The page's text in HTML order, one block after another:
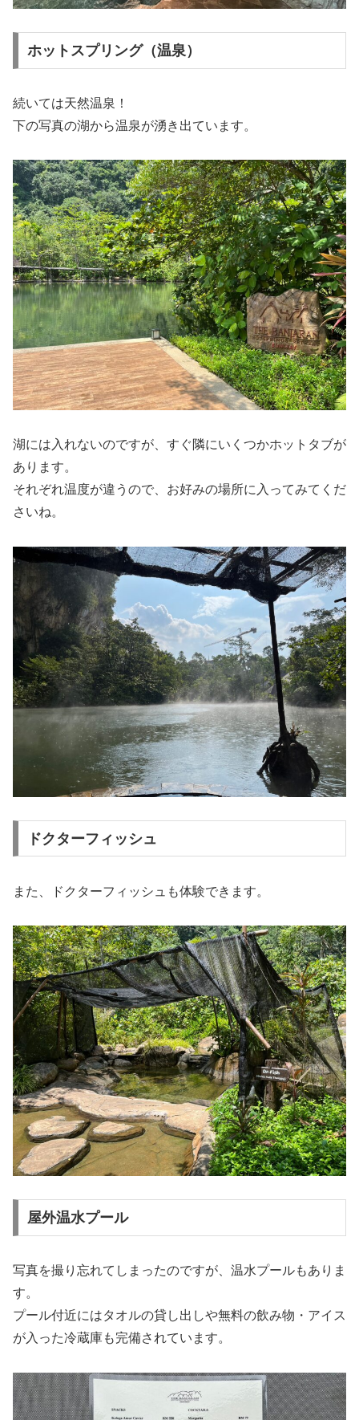
ホットスプリング（温泉）
続いては天然温泉！
下の写真の湖から温泉が湧き出ています。
湖には入れないのですが、すぐ隣にいくつかホットタブが
あります。
それぞれ温度が違うので、お好みの場所に入ってみてくだ
さいね。
ドクターフィッシュ
また、ドクターフィッシュも体験できます。
屋外温水プール
写真を撮り忘れてしまったのですが、温水プールもありま
す。
プール付近にはタオルの貸し出しや無料の飲み物・アイス
が入った冷蔵庫も完備されています。